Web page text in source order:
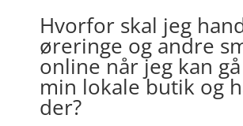
Hvorfor skal jeg
øreringe og andre
online når jeg kan
min lokale butik og
der?